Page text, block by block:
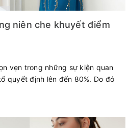
niên che khuyết điểm
vẹn trong những sự kiện quan
quyết định lên đến 80%. Do đó